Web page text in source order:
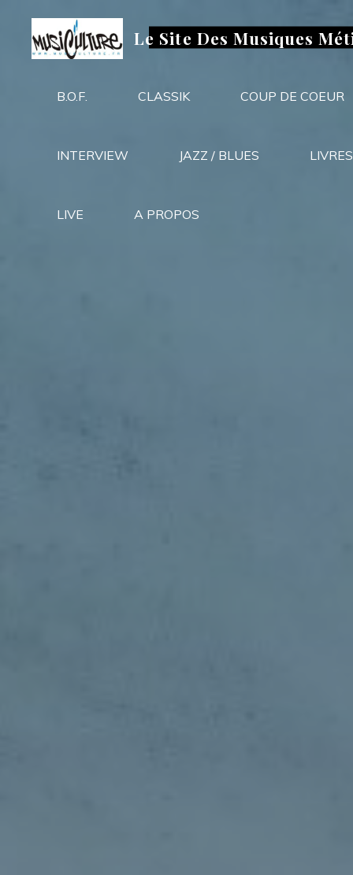
contenu
Le Site Des Musiques
B.O.F. CLASSIK COUP DE COEUR
INTERVIEW JAZZ / BLUES LIVRES
LIVE A PROPOS